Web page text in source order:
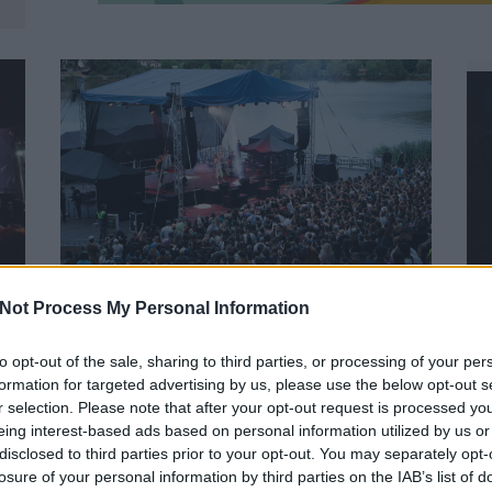
Process My Personal Information
opt-out of the sale, sharing to third parties, or processing of your
for targeted advertising by us, please use the below opt-out
selection. Please note that after your opt-out request is processed
interest-based ads based on personal information utilized by us
to third parties prior to your opt-out. You may separately
of your personal information by third parties on the IAB’s list of
A MŰVÉSZETEK VÖLGYÉBE
BY:SZÍNES_ÖTLETEK2026. ÁPR 28.
Az idén 35. jubileumát ünneplőMűvészetek
Völgyeegy különleges hírrel készült az idei
évre. A tavaly véget ért
Bánkitó Fesztivál
2026-ban Kapolcsra költözik július 24. és...